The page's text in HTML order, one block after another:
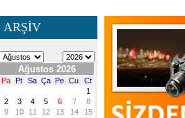
ARŞİV